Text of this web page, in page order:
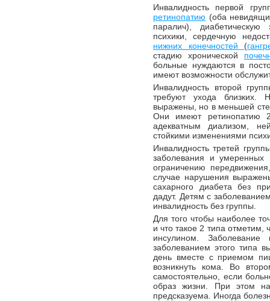
Инвалидность первой
ретинопатию (оба
паралич),
психики, сердечную
нижних конечностей (
стадию хронической
больные нуждаются в
имеют возможности
Инвалидность второй
требуют ухода близких.
выражены, но в меньшей
Они имеют ретинопатию
адекватным диализом,
стойкими изменениями
Инвалидность третей
заболевания и умеренных
ограничению
случае нарушения
сахарного диабета без
дадут. Детям с
инвалидность без группы.
Для того чтобы наиболее
и что такое 2 типа отметим,
инсулином.
заболеванием этого типа
день вместе с приемом
возникнуть кома. Во
самостоятельно, если
образ жизни. При этом
предсказуема. Иногда